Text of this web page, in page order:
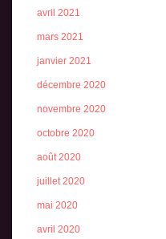
avril 2021
mars 2021
janvier 2021
décembre 2020
novembre 2020
octobre 2020
août 2020
juillet 2020
mai 2020
avril 2020